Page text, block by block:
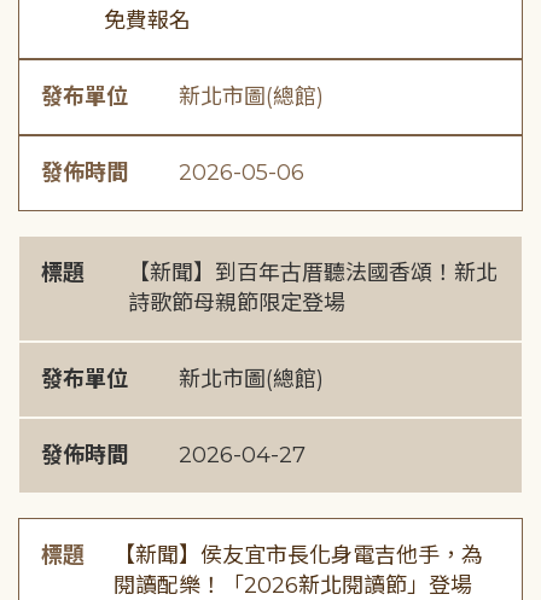
免費報名
發布單位 新北市圖(總館)
發佈時間 2026-05-06
標題
【新聞】到百年古厝聽法國香頌！新北
詩歌節母親節限定登場
發布單位 新北市圖(總館)
發佈時間 2026-04-27
標題
【新聞】侯友宜市長化身電吉他手，為
閱讀配樂！「2026新北閱讀節」登場